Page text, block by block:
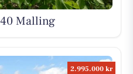
Malling
2.995.000 kr